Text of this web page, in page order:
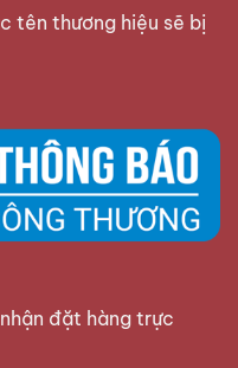
tên thương hiệu sẽ bị
đặt hàng trực